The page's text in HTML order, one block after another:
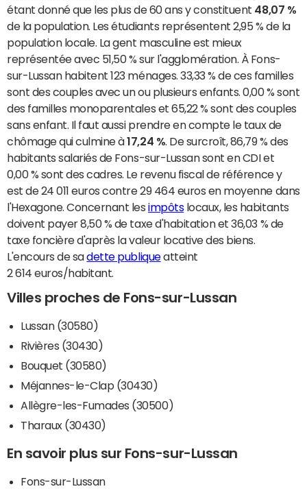
étant donné que les plus de 60 ans y constituent 48,07 %
de la population. Les étudiants représentent 2,95 % de la
population locale. La gent masculine est mieux
représentée avec 51,50 % sur l'agglomération. À Fons-
sur-Lussan habitent 123 ménages. 33,33 % de ces familles
sont des couples avec un ou plusieurs enfants. 0,00 % sont
des familles monoparentales et 65,22 % sont des couples
sans enfant. Il faut aussi prendre en compte le taux de
chômage qui culmine à17,24 %. De surcroît, 86,79 % des
habitants salariés de Fons-sur-Lussan sont en CDI et
0,00 % sont des cadres. Le revenu fiscal de référence y
est de 24 011 euros contre 29 464 euros en moyenne dans
l'Hexagone. Concernant lesimpôtslocaux, les habitants
doivent payer 8,50 % de taxe d'habitation et 36,03 % de
taxe foncière d'après la valeur locative des biens.
L'encours de sadette publiqueatteint
2 614 euros/habitant.
Villes proches de Fons-sur-Lussan
Lussan (30580)
Rivières (30430)
Bouquet (30580)
Méjannes-le-Clap (30430)
Allègre-les-Fumades (30500)
Tharaux (30430)
En savoir plus sur Fons-sur-Lussan
Fons-sur-Lussan